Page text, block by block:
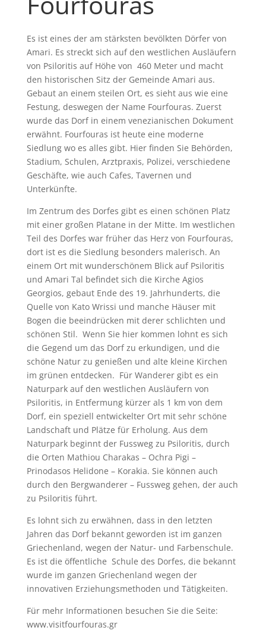
Es ist eines der am stärksten bevölkten Dörfer von
Amari. Es streckt sich auf den westlichen Ausläufern
von Psiloritis auf Höhe von 460 Meter und macht
den historischen Sitz der Gemeinde Amari aus.
Gebaut an einem steilen Ort, es sieht aus wie eine
Festung, deswegen der Name Fourfouras. Zuerst
wurde das Dorf in einem venezianischen Dokument
erwähnt. Fourfouras ist heute eine moderne
Siedlung wo es alles gibt. Hier finden Sie Behörden,
Stadium, Schulen, Arztpraxis, Polizei, verschiedene
Geschäfte, wie auch Cafes, Tavernen und
Unterkünfte.
Im Zentrum des Dorfes gibt es einen schönen Platz
mit einer großen Platane in der Mitte. Im westlichen
Teil des Dorfes war früher das Herz von Fourfouras,
dort ist es die Siedlung besonders malerisch. An
einem Ort mit wunderschönem Blick auf Psiloritis
und Amari Tal befindet sich die Kirche Agios
Georgios, gebaut Ende des 19. Jahrhunderts, die
Quelle von Kato Wrissi und manche Häuser mit
Bogen die beeindrücken mit derer schlichten und
schönen Stil. Wenn Sie hier kommen lohnt es sich
die Gegend um das Dorf zu erkundigen, und die
schöne Natur zu genießen und alte kleine Kirchen
im grünen entdecken. Für Wanderer gibt es ein
Naturpark auf den westlichen Ausläufern von
Psiloritis, in Entfermung kürzer als 1 km von dem
Dorf, ein speziell entwickelter Ort mit sehr schöne
Landschaft und Plätze für Erholung. Aus dem
Naturpark beginnt der Fussweg zu Psiloritis, durch
die Orten Mathiou Charakas – Ochra Pigi –
Prinodasos Helidone – Korakia. Sie können auch
durch den Bergwanderer – Fussweg gehen, der auch
zu Psiloritis führt.
Es lohnt sich zu erwähnen, dass in den letzten
Jahren das Dorf bekannt geworden ist im ganzen
Griechenland, wegen der Natur- und Farbenschule.
Es ist die öffentliche Schule des Dorfes, die bekannt
wurde im ganzen Griechenland wegen der
innovativen Erziehungsmethoden und Tätigkeiten.
Für mehr Informationen besuchen Sie die Seite:
www.visitfourfouras.gr